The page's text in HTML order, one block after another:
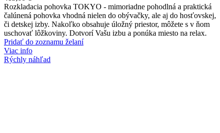
Rozkladacia pohovka TOKYO - mimoriadne pohodlná a praktická
čalúnená pohovka vhodná nielen do obývačky, ale aj do hosťovskej,
či detskej izby. Nakoľko obsahuje úložný priestor, môžete s v ňom
uschovať lôžkoviny. Dotvorí Vašu izbu a ponúka miesto na relax.
Pridať do zoznamu želaní
Viac info
Rýchly náhľad